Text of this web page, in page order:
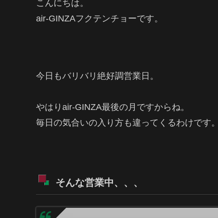
こんにちは。
air-GINZAフクテンチョーです。
今日もバリバリ絶好調営業日。
やはりair-GINZA最後の月ですからね。
毎日の気合いの入り方も違ってくるわけです
そんな営業中、、、